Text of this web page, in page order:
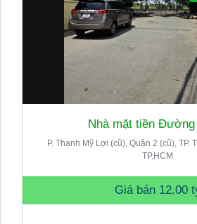
Nhà mặt tiền
P. Thạnh Mỹ Lợi (cũ), Quận 2 (cũ), TP.
TP.HCM
Giá bán 12.00